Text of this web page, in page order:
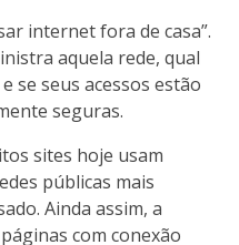
internet fora de casa”.
aquela rede, qual
se seus acessos estão
seguras.
sites hoje usam
públicas mais
Ainda assim, a
com conexão